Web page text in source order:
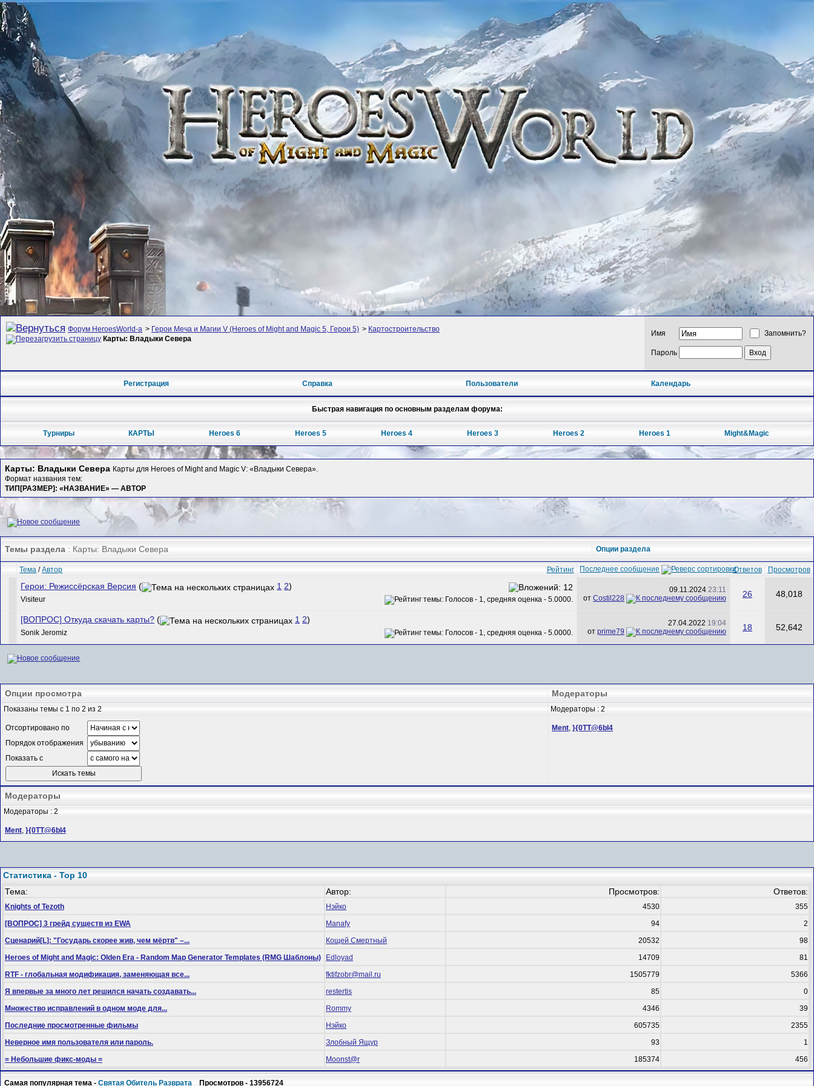
Форум HeroesWorld-а > Герои Меча и Магии V (Heroes of Might and Magic 5, Герои 5) > Картостроительство
Карты: Владыки Севера
Имя Запомнить?
Пароль
Регистрация Справка Пользователи Календарь
Быстрая навигация по основным разделам форума:
Турниры КАРТЫ Heroes 6 Heroes 5 Heroes 4 Heroes 3 Heroes 2 Heroes 1 Might&Magic
Карты: Владыки Севера Карты для Heroes of Might and Magic V: «Владыки Севера».
Формат названия тем:
ТИП[РАЗМЕР]: «НАЗВАНИЕ» — АВТОР
Темы раздела : Карты: Владыки Севера Опции раздела
Рейтинг
Тема /Автор Последнее сообщение Ответов Просмотров
Герои: Режиссёрская Версия ( 1 2)
Visiteur
09.11.2024 23:11
от Costil228 26 48,018
[ВОПРОС] Откуда скачать карты? ( 1 2)
Sonik Jeromiz
27.04.2022 19:04
от prime79 18 52,642
Опции просмотра Модераторы
Показаны темы с 1 по 2 из 2 Модераторы : 2
Отсортировано по
Порядок отображения
Показать с
Ment }{0TT@6bI4
Модераторы
Модераторы : 2
Ment }{0TT@6bI4
Статистика - Top 10
Тема:
Автор: Просмотров: Ответов:
Knights of Tezoth Нэйко 4530
355
[ВОПРОС] 3 грейд существ из EWA
Manafy 94
2
Сценарий[L]: "Государь скорее жив, чем мёртв" –...
Кощей Смертный 20532
98
Heroes of Might and Magic: Olden Era - Random Map Generator Templates (RMG Шаблоны)
Edloyad 14709
81
RTF - глобальная модификация, заменяющая все...
fktifzobr@mail.ru 1505779
5366
Я впервые за много лет решился начать создавать...
restertis 85
0
Множество исправлений в одном моде для...
Rommy 4346
39
Последние просмотренные фильмы
Нэйко 605735
2355
Неверное имя пользователя или пароль.
Злобный Ящур 93
1
= Небольшие фикс-моды =
Mооnst@r 185374 456
Самая популярная тема -Святая Обитель Разврата Просмотров - 13956724